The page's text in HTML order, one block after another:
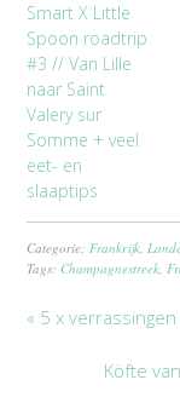
Smart X Little
Spoon roadtrip
#3 // Van Lille
naar Saint
Valery sur
Somme + veel
eet- en
slaaptips
Categorie:Frankrijk,
Tags:Champagnestreek,
« 5 x
Köfte